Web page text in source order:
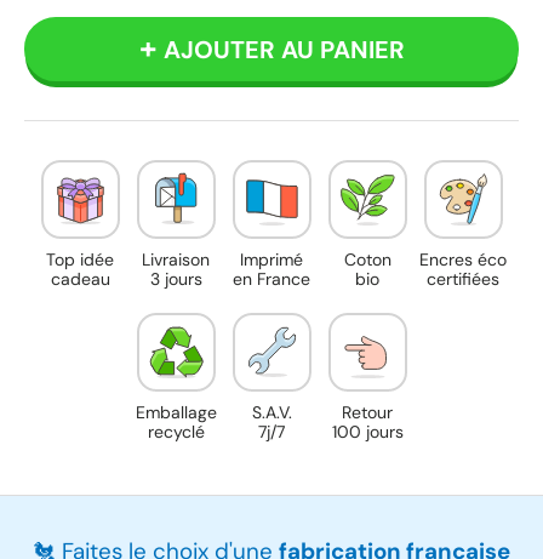
AJOUTER AU PANIER
Top idée
cadeau
Livraison
3 jours
Imprimé
en France
Coton
bio
Encres éco
certifiées
Emballage
recyclé
S.A.V.
7j/7
Retour
100 jours
🐔 Faites le choix d'une fabrication française